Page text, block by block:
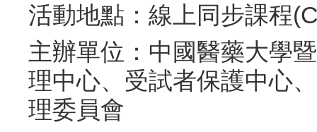
活動地點：線上同步課程
主辦單位：中國醫藥大學
理中心、受試者保護中心
理委員會